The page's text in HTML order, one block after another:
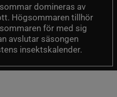
domineras av
Högsommaren tillhör
för med sig
avslutar säsongen
insektskalender.